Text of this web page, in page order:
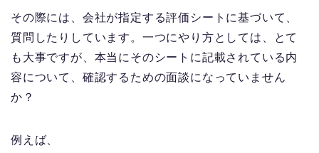
その際には、会社が指定する評価シートに基づいて、
質問したりしています。一つにやり方としては、とて
も大事ですが、本当にそのシートに記載されている内
容について、確認するための面談になっていません
か？
例えば、